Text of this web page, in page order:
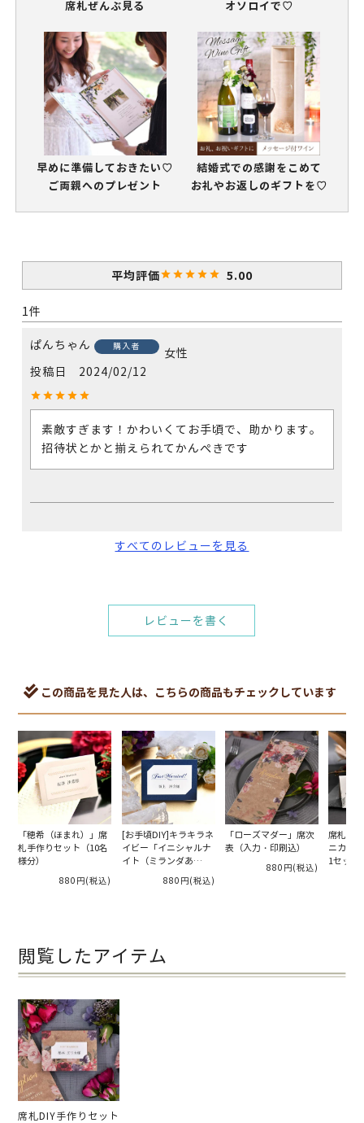
席札ぜんぶ見る オソロイで♡
早めに準備しておきたい♡
ご両親へのプレゼント
結婚式での感謝をこめて
お礼やお返しのギフトを♡
5.00
1
ぱんちゃん 購入者
女性
投稿日
2024/02/12
素敵すぎます！かわいくてお手頃で、助かります。
招待状とかと揃えられてかんぺきです
すべてのレビューを見る
レビューを書く
この商品を見た人は、こちらの商品もチェックしています
「穂希（ほまれ）」席
札手作りセット（10名
様分）
880円(税込)
[お手頃DIY]キラキラネ
イビー「イニシャルナ
イト（ミランダあ
880円(税込)
「ローズマダー」席次
表（入力・印刷込）
880円(税込)
席札入
ニカル
1セット
閲覧したアイテム
席札DIY手作りセット